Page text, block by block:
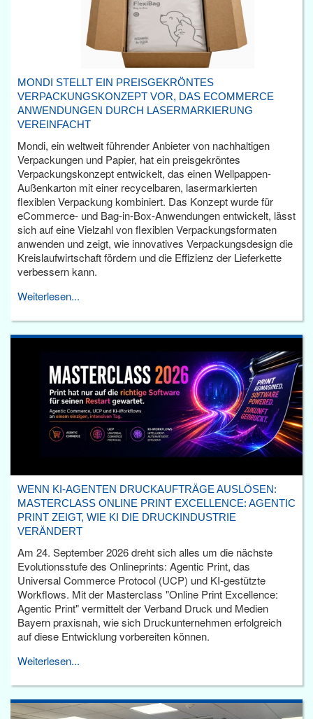
MONDI STELLT EIN PREISGEKRÖNTES
VERPACKUNGSKONZEPT VOR, DAS ECOMMERCE
ANWENDUNGEN DURCH LASERMARKIERUNG
VEREINFACHT
Mondi, ein weltweit führender Anbieter von nachhaltigen
Verpackungen und Papier, hat ein preisgekröntes
Verpackungskonzept entwickelt, das einen Wellpappen-
Außenkarton mit einer recycelbaren, lasermarkierten
flexiblen Verpackung kombiniert. Das Konzept wurde für
eCommerce- und Bag-in-Box-Anwendungen entwickelt, lässt
sich auf eine Vielzahl von flexiblen Verpackungsformaten
anwenden und zeigt, wie innovatives Verpackungsdesign die
Kreislaufwirtschaft fördern und die Effizienz der Lieferkette
verbessern kann.
Weiterlesen...
WENN KI-AGENTEN DRUCKAUFTRÄGE AUSLÖSEN:
MASTERCLASS ONLINE PRINT EXCELLENCE: AGENTIC
PRINT ZEIGT, WIE KI DIE DRUCKINDUSTRIE
VERÄNDERT
Am 24. September 2026 dreht sich alles um die nächste
Evolutionsstufe des Onlineprints: Agentic Print, das
Universal Commerce Protocol (UCP) und KI-gestützte
Workflows. Mit der Masterclass "Online Print Excellence:
Agentic Print" vermittelt der Verband Druck und Medien
Bayern praxisnah, wie sich Druckunternehmen erfolgreich
auf diese Entwicklung vorbereiten können.
Weiterlesen...